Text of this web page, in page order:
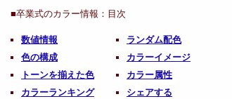
■卒業式のカラー情報： 目次
数値情報
色の構成
トーンを揃えた色
カラーランキング
ランダム配色
カラーイメージ
カラー属性
シェアする